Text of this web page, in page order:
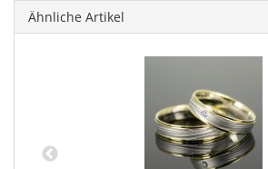
Ähnliche Artikel